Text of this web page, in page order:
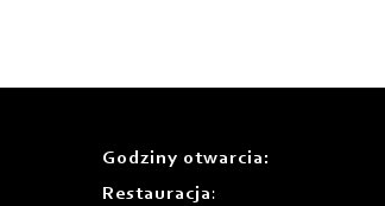
Godziny otwarcia:
Restauracja: